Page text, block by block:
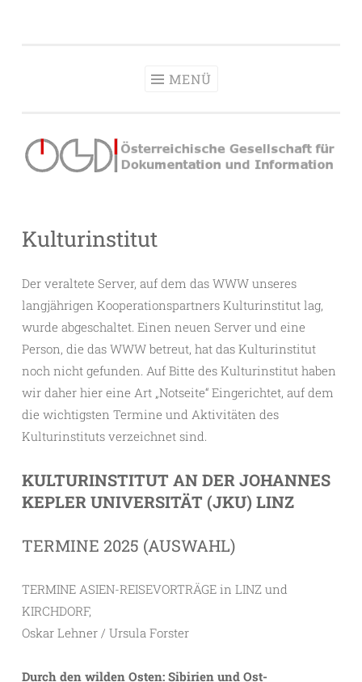
MENÜ
Kulturinstitut
Der veraltete Server, auf dem das WWW unseres
langjährigen Kooperationspartners Kulturinstitut lag,
wurde abgeschaltet. Einen neuen Server und eine
Person, die das WWW betreut, hat das Kulturinstitut
noch nicht gefunden. Auf Bitte des Kulturinstitut haben
wir daher hier eine Art „Notseite“ Eingerichtet, auf dem
die wichtigsten Termine und Aktivitäten des
Kulturinstituts verzeichnet sind.
KULTURINSTITUT AN DER JOHANNES
KEPLER UNIVERSITÄT (JKU) LINZ
TERMINE 2025 (AUSWAHL)
TERMINE ASIEN-REISEVORTRÄGE in LINZ und
KIRCHDORF,
Oskar Lehner / Ursula Forster
Durch den wilden Osten: Sibirien und Ost-